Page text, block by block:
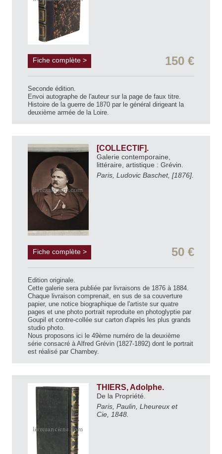
Fiche complète > 150 €
Seconde édition.
Envoi autographe de l'auteur sur la page de faux titre.
Histoire de la guerre de 1870 par le général dirigeant la
deuxième armée de la Loire.
[COLLECTIF].
Galerie contemporaine,
littéraire, artistique : Grévin.
Paris, Ludovic Baschet, [1876].
Fiche complète > 50 €
Edition originale.
Cette galerie sera publiée par livraisons de 1876 à 1884.
Chaque livraison comprenait, en sus de sa couverture
papier, une notice biographique de l'artiste sur quatre
pages et une photo portrait reproduite en photoglyptie par
Goupil et contre-collée sur carton d'après les plus grands
studio photo.
Nous proposons ici le 49ème numéro de la deuxième
série consacré à Alfred Grévin (1827-1892) dont le portrait
est réalisé par Chambey.
THIERS, Adolphe.
De la Propriété.
Paris, Paulin, Lheureux et
Cie, 1848.